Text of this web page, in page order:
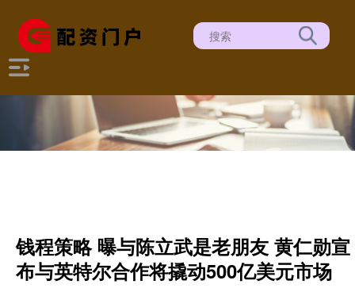
钱程策略 曝与陈立武是老朋友 黄仁勋宣
布与英特尔合作将撬动500亿美元市场